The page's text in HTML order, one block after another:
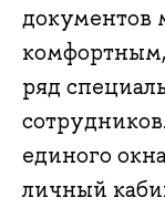
документов
комфортным,
ряд
единого
личный